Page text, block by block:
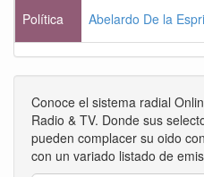
Política Abelardo De la
Conoce el sistema radial
Radio & TV. Donde sus
pueden complacer su oido
con un variado listado de